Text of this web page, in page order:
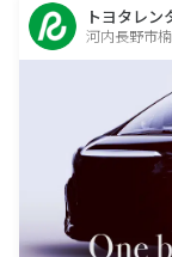
トヨタレ
河内長野市